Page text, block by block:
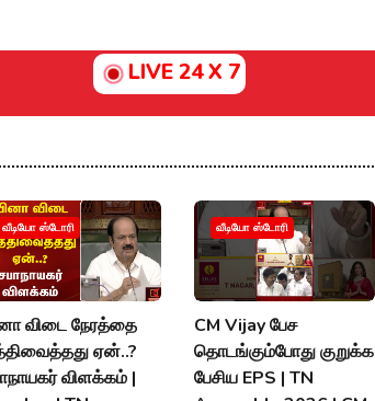
LIVE 24 X 7
வீடியோ ஸ்டோரி
விடை நேரத்தை
ஏன்..?
விளக்கம் |
வீடியோ ஸ்டோரி
CM Vijay பேச
தொடங்கும்போது குறுக்க
பேசிய EPS | TN